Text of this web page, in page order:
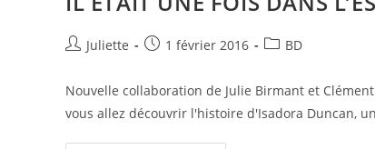
Juliette 1 février 2016 BD
Nouvelle collaboration de Julie Birmant et
vous allez découvrir l'histoire d'Isadora Duncan,